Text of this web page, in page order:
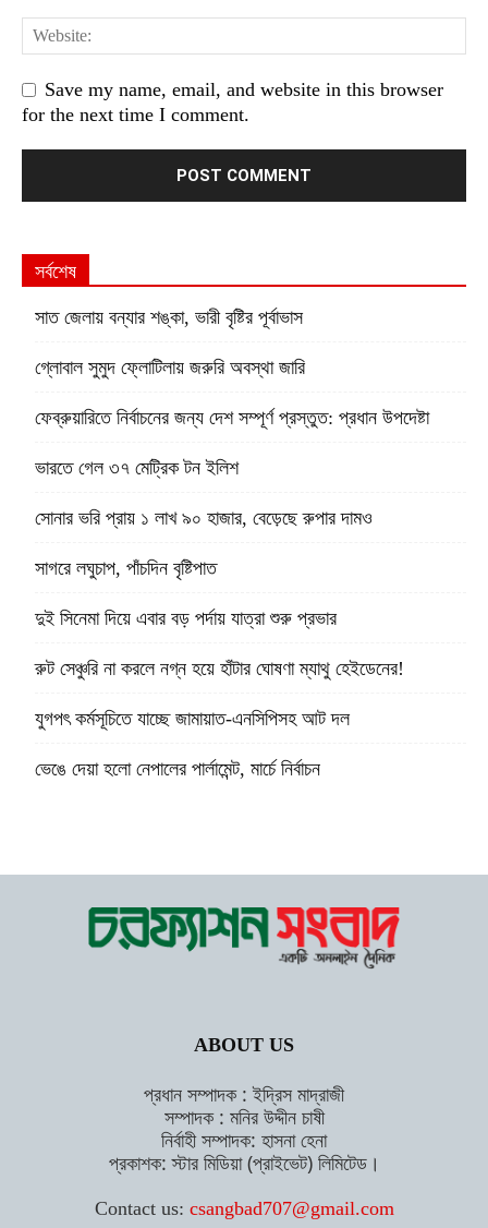
Save my name, email, and website in this browser
for the next time I comment.
সর্বশেষ
সাত জেলায় বন্যার শঙ্কা, ভারী বৃষ্টির পূর্বাভাস
গ্লোবাল সুমুদ ফ্লোটিলায় জরুরি অবস্থা জারি
ফেব্রুয়ারিতে নির্বাচনের জন্য দেশ সম্পূর্ণ প্রস্তুত: প্রধান উপদেষ্টা
ভারতে গেল ৩৭ মেট্রিক টন ইলিশ
সোনার ভরি প্রায় ১ লাখ ৯০ হাজার, বেড়েছে রুপার দামও
সাগরে লঘুচাপ, পাঁচদিন বৃষ্টিপাত
দুই সিনেমা দিয়ে এবার বড় পর্দায় যাত্রা শুরু প্রভার
রুট সেঞ্চুরি না করলে নগ্ন হয়ে হাঁটার ঘোষণা ম্যাথু হেইডেনের!
যুগপৎ কর্মসূচিতে যাচ্ছে জামায়াত-এনসিপিসহ আট দল
ভেঙে দেয়া হলো নেপালের পার্লামেন্ট, মার্চে নির্বাচন
ABOUT US
প্রধান সম্পাদক : ইদ্রিস মাদ্রাজী
সম্পাদক : মনির উদ্দীন চাষী
নির্বাহী সম্পাদক: হাসনা হেনা
প্রকাশক: স্টার মিডিয়া (প্রাইভেট) লিমিটেড।
Contact us: csangbad707@gmail.com